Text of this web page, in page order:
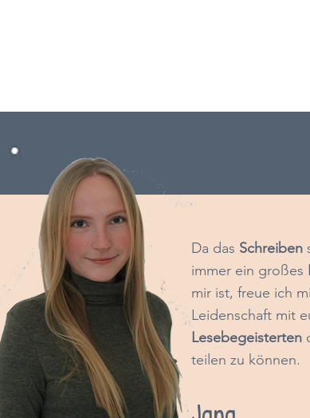
Da das Schreiben
immer ein großes
mir ist, freue ich
Leidenschaft mit
Lesebegeisterten
teilen zu können.